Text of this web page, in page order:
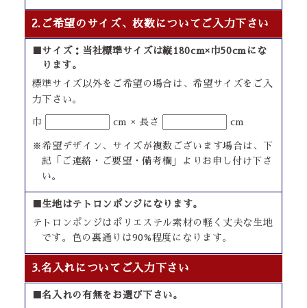
2.ご希望のサイズ、枚数についてご入力下さい
■サイズ：当社標準サイズは縦180cm×巾50cmにな
ります。
標準サイズ以外をご希望の場合は、希望サイズをご入
力下さい。
巾 cm × 長さ cm
※希望デザイン、サイズが複数ございます場合は、下
記「ご連絡・ご要望・備考欄」よりお申し付け下さ
い。
■生地はテトロンポンジになります。
テトロンポンジはポリエステル素材の軽く丈夫な生地
です。色の裏通りは90%程度になります。
3.名入れについてご入力下さい
■名入れの有無をお選び下さい。